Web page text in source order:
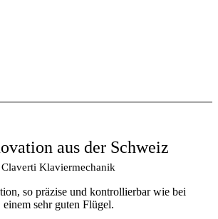
aus der Schweiz
Claverti Klaviermechanik
so präzise und kontrollierbar wie bei
einem sehr guten Flügel.